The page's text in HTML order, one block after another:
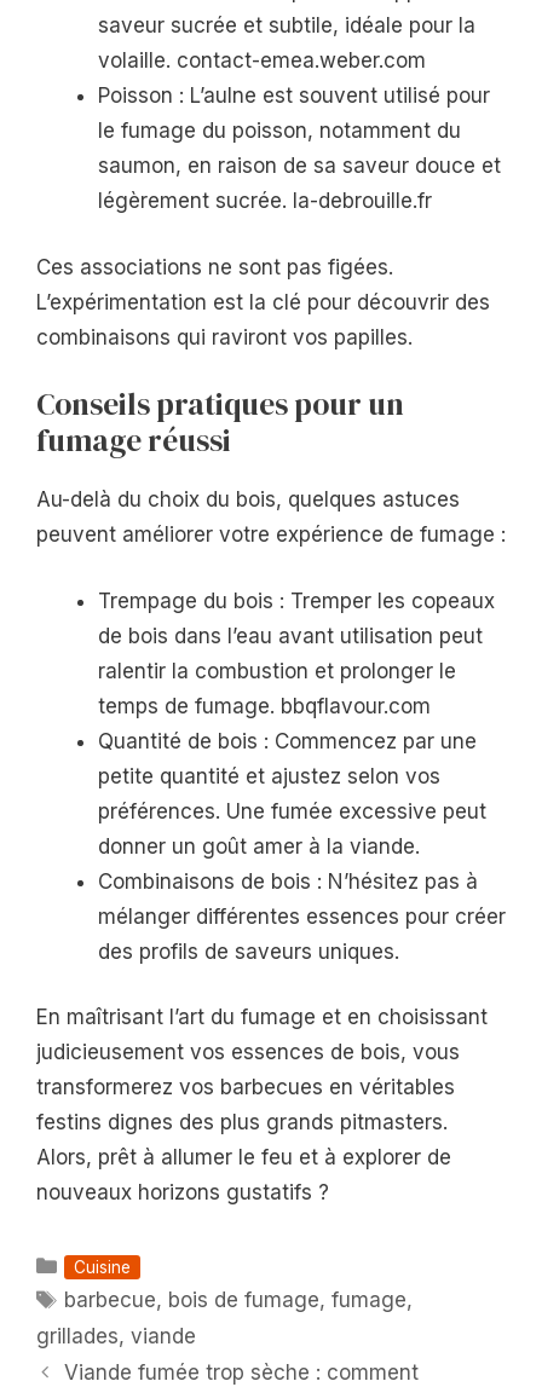
saveur sucrée et subtile, idéale pour la
volaille. contact-emea.weber.com
Poisson : L’aulne est souvent utilisé pour
le fumage du poisson, notamment du
saumon, en raison de sa saveur douce et
légèrement sucrée. la-debrouille.fr
Ces associations ne sont pas figées.
L’expérimentation est la clé pour découvrir des
combinaisons qui raviront vos papilles.
Conseils pratiques pour un
fumage réussi
Au-delà du choix du bois, quelques astuces
peuvent améliorer votre expérience de fumage :
Trempage du bois : Tremper les copeaux
de bois dans l’eau avant utilisation peut
ralentir la combustion et prolonger le
temps de fumage. bbqflavour.com
Quantité de bois : Commencez par une
petite quantité et ajustez selon vos
préférences. Une fumée excessive peut
donner un goût amer à la viande.
Combinaisons de bois : N’hésitez pas à
mélanger différentes essences pour créer
des profils de saveurs uniques.
En maîtrisant l’art du fumage et en choisissant
judicieusement vos essences de bois, vous
transformerez vos barbecues en véritables
festins dignes des plus grands pitmasters.
Alors, prêt à allumer le feu et à explorer de
nouveaux horizons gustatifs ?
Catégories
Cuisine
Étiquettes
barbecue, bois de fumage,fumage,
grillades, viande
Viande fumée trop sèche : comment